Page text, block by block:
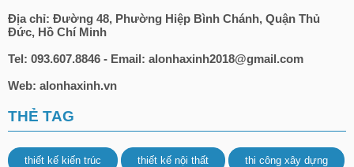
Địa chỉ: Đường 48, Phường Hiệp Bình Chánh, Quận Thủ
Đức, Hồ Chí Minh
Tel: 093.607.8846 - Email: alonhaxinh2018@gmail.com
Web: alonhaxinh.vn
THẺ TAG
thiết kế kiến trúc thiết kế nội thất thi công xây dựng